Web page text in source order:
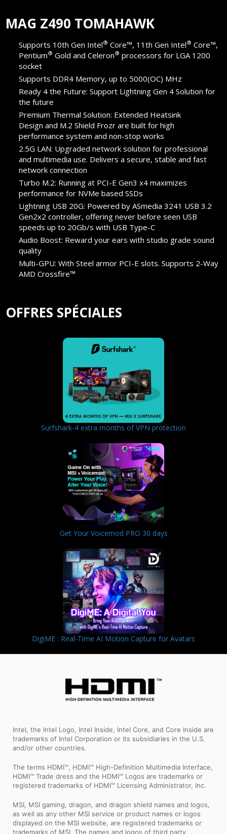
MAG Z490 TOMAHAWK
Supports 10th Gen Intel® Core™, 11th Gen Intel® Core™,
Pentium® Gold and Celeron® processors for LGA 1200
socket
Supports DDR4 Memory, up to 5000(OC) MHz
Ready 4 the Future: Support Lightning Gen 4 Solution for
the future
Premium Thermal Solution: Extended Heatsink
Design and M.2 Shield Frozr are built for high
performance system and non-stop works
2.5G LAN: Upgraded network solution for professional
and multimedia use. Delivers a secure, stable and fast
network connection
Turbo M.2: Running at PCI-E Gen3 x4 maximizes
performance for NVMe based SSDs
Lightning USB 20G: Powered by ASmedia 3241 USB 3.2
Gen2x2 controller, offering never before seen USB
speeds up to 20Gb/s with USB Type-C
Audio Boost: Reward your ears with studio grade sound
quality
Multi-GPU: With Steel armor PCI-E slots. Supports 2-Way
AMD Crossfire™
OFFRES SPÉCIALES
Surfshark-4 extra months of VPN protection
Get Your Voicemod PRO 30 days
DigiME : Real-Time AI Motion Capture for Avatars
Intel, the Intel Logo, Intel Inside, Intel Core, and Core Inside are
trademarks of Intel Corporation or its subsidiaries in the U.S.
and/or other countries.
The terms HDMI™, HDMI™ High-Definition Multimedia Interface,
HDMI™ Trade dress and the HDMI™ Logos are trademarks or
registered trademarks of HDMI™ Licensing Administrator, Inc.
MSI, MSI gaming, dragon, and dragon shield names and logos,
as well as any other MSI service or product names or logos
displayed on the MSI website, are registered trademarks or
trademarks of MSI. The names and logos of third party